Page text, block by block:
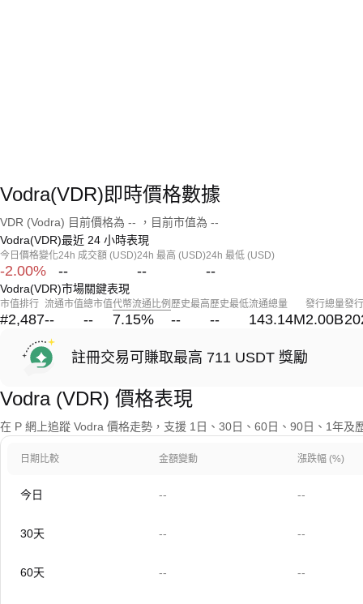
Vodra(VDR)即時價格數據
VDR (Vodra) 目前價格為 -- ，目前市值為 --
Vodra(VDR)最近 24 小時表現
今日價格變化
-2.00%
24h 成交額 (USD)
--
24h 最高 (USD)
--
24h 最低 (USD)
--
Vodra(VDR)市場關鍵表現
市值排行
#2,487
流通市值
--
總市值
--
代幣流通比例
7.15%
歷史最高
--
歷史最低
--
流通總量
143.14M
發行總量
2.00B
發
註冊交易可賺取最高 711 USDT 獎勵
Vodra (VDR) 價格表現
在 P 網上追蹤 Vodra 價格走勢，支援 1日、30日、60日、90日、1年及
日期比較 金額變動 漲跌幅 (%)
今日 -- --
30天 -- --
60天 -- --